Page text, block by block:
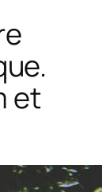
et